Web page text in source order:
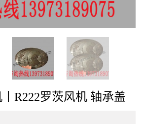
R222罗茨风机 轴承盖